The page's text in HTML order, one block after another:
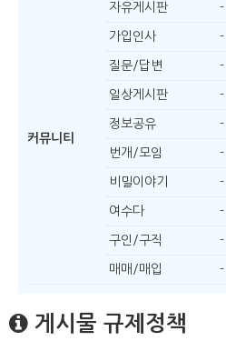
커뮤니티
자유게시판 -
가입인사 -
질문/답변 -
일상게시판 -
정보공유 -
번개/모임 -
비밀이야기 -
여수다 -
구인/구직 -
매매/매입 -
게시물 규제정책